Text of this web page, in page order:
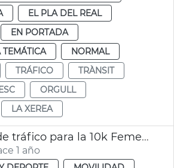
EL PLA DEL REAL
EN PORTADA
NORMAL
TRÁFICO
TRÀNSIT
ORGULL
LA XEREA
Dispositivo de tráfico para la 10k Femenina
1 año